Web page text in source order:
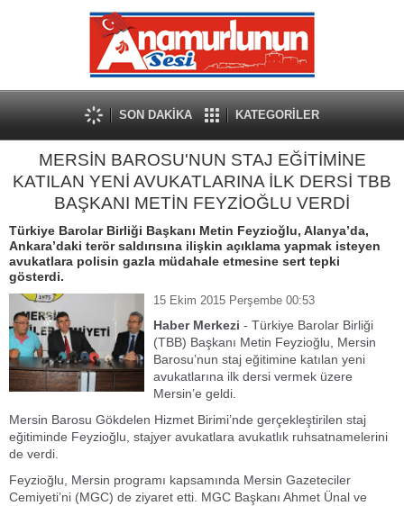
SON DAKİKA KATEGORİLER
MERSİN BAROSU'NUN STAJ EĞİTİMİNE
KATILAN YENİ AVUKATLARINA İLK DERSİ TBB
BAŞKANI METİN FEYZİOĞLU VERDİ
Türkiye Barolar Birliği Başkanı Metin Feyzioğlu, Alanya’da,
Ankara’daki terör saldırısına ilişkin açıklama yapmak isteyen
avukatlara polisin gazla müdahale etmesine sert tepki
gösterdi.
15 Ekim 2015 Perşembe 00:53
Haber Merkezi - Türkiye Barolar Birliği
(TBB) Başkanı Metin Feyzioğlu, Mersin
Barosu’nun staj eğitimine katılan yeni
avukatlarına ilk dersi vermek üzere
Mersin’e geldi.
Mersin Barosu Gökdelen Hizmet Birimi’nde gerçekleştirilen staj
eğitiminde Feyzioğlu, stajyer avukatlara avukatlık ruhsatnamelerini
de verdi.
Feyzioğlu, Mersin programı kapsamında Mersin Gazeteciler
Cemiyeti’ni (MGC) de ziyaret etti. MGC Başkanı Ahmet Ünal ve